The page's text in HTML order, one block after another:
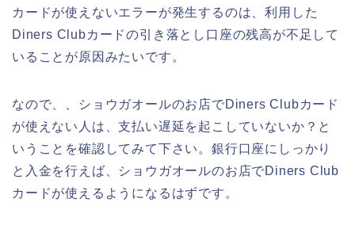
カードが使えないエラーが発生するのは、利用した
Diners Clubカードの引き落とし口座の残高が不足して
いることが原因みたいです。
なので、、ショウガオールのお店でDiners Clubカード
が使えない人は、支払い遅延を起こしていないか？と
いうことを確認してみて下さい。銀行口座にしっかり
と入金を行えば、ショウガオールのお店でDiners Club
カードが使えるようになるはずです。